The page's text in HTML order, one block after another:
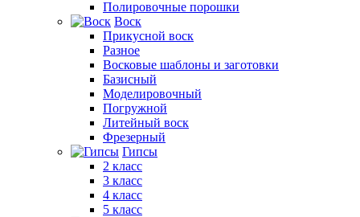
Полировочные порошки
Воск
Прикусной воск
Разное
Восковые шаблоны и заготовки
Базисный
Моделировочный
Погружной
Литейный воск
Фрезерный
Гипсы
2 класс
3 класс
4 класс
5 класс